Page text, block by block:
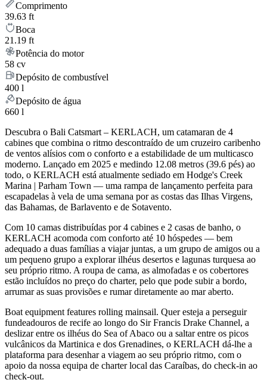
Comprimento
39.63 ft
Boca
21.19 ft
Potência do motor
58 cv
Depósito de combustível
400 l
Depósito de água
660 l
Descubra o Bali Catsmart – KERLACH, um catamaran de 4
cabines que combina o ritmo descontraído de um cruzeiro caribenho
de ventos alísios com o conforto e a estabilidade de um multicasco
moderno. Lançado em 2025 e medindo 12.08 metros (39.6 pés) ao
todo, o KERLACH está atualmente sediado em Hodge's Creek
Marina | Parham Town — uma rampa de lançamento perfeita para
escapadelas à vela de uma semana por as costas das Ilhas Virgens,
das Bahamas, de Barlavento e de Sotavento.
Com 10 camas distribuídas por 4 cabines e 2 casas de banho, o
KERLACH acomoda com conforto até 10 hóspedes — bem
adequado a duas famílias a viajar juntas, a um grupo de amigos ou a
um pequeno grupo a explorar ilhéus desertos e lagunas turquesa ao
seu próprio ritmo. A roupa de cama, as almofadas e os cobertores
estão incluídos no preço do charter, pelo que pode subir a bordo,
arrumar as suas provisões e rumar diretamente ao mar aberto.
Boat equipment features rolling mainsail. Quer esteja a perseguir
fundeadouros de recife ao longo do Sir Francis Drake Channel, a
deslizar entre os ilhéus do Sea of Abaco ou a saltar entre os picos
vulcânicos da Martinica e dos Grenadines, o KERLACH dá-lhe a
plataforma para desenhar a viagem ao seu próprio ritmo, com o
apoio da nossa equipa de charter local das Caraíbas, do check-in ao
check-out.